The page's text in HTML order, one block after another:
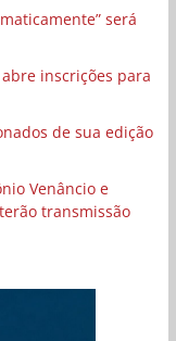
será
inscrições para
de sua edição
Venâncio e
transmissão